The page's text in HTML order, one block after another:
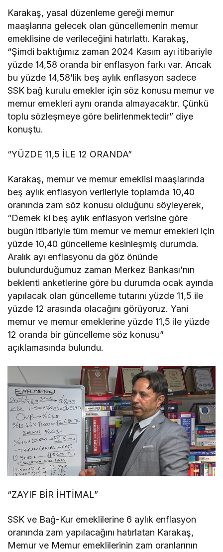
Karakaş, yasal düzenleme gereği memur
maaşlarına gelecek olan güncellemenin memur
emeklisine de verileceğini hatırlattı. Karakaş,
“Şimdi baktığımız zaman 2024 Kasım ayı itibariyle
yüzde 14,58 oranda bir enflasyon farkı var. Ancak
bu yüzde 14,58’lik beş aylık enflasyon sadece
SSK bağ kurulu emekler için söz konusu memur ve
memur emekleri aynı oranda almayacaktır. Çünkü
toplu sözleşmeye göre belirlenmektedir” diye
konuştu.
“YÜZDE 11,5 İLE 12 ORANDA”
Karakaş, memur ve memur emeklisi maaşlarında
beş aylık enflasyon verileriyle toplamda 10,40
oranında zam söz konusu olduğunu söyleyerek,
“Demek ki beş aylık enflasyon verisine göre
bugün itibariyle tüm memur ve memur emekleri için
yüzde 10,40 güncelleme kesinleşmiş durumda.
Aralık ayı enflasyonu da göz önünde
bulundurduğumuz zaman Merkez Bankası’nın
beklenti anketlerine göre bu durumda ocak ayında
yapılacak olan güncelleme tutarını yüzde 11,5 ile
yüzde 12 arasında olacağını görüyoruz. Yani
memur ve memur emeklerine yüzde 11,5 ile yüzde
12 oranda bir güncelleme söz konusu”
açıklamasında bulundu.
“ZAYIF BİR İHTİMAL”
SSK ve Bağ-Kur emeklilerine 6 aylık enflasyon
oranında zam yapılacağını hatırlatan Karakaş,
Memur ve Memur emeklilerinin zam oranlarının